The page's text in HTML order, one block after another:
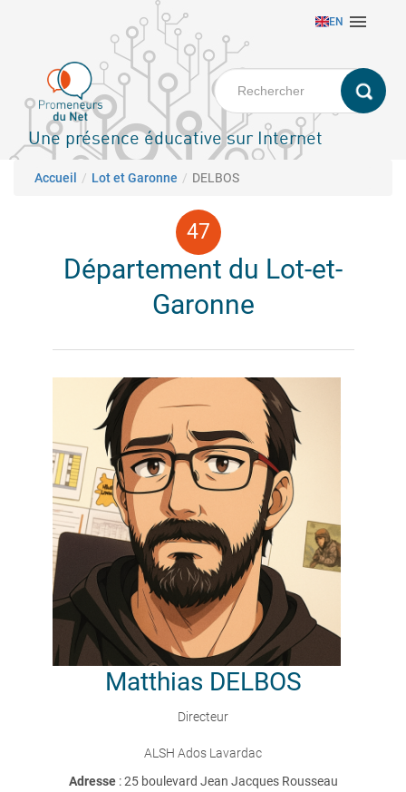
principal
EN 
Une présence éducative sur Internet
Fil d'Ariane
Accueil Lot et Garonne DELBOS
Département du Lot-et-
Garonne
Matthias DELBOS
Directeur
ALSH Ados Lavardac
Adresse : 25 boulevard Jean Jacques Rousseau